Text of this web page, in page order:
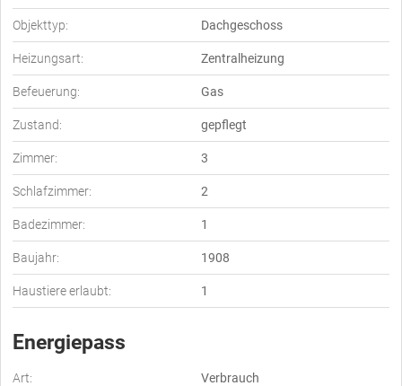
Objekttyp: Dachgeschoss
Heizungsart: Zentralheizung
Befeuerung: Gas
Zustand: gepflegt
Zimmer: 3
Schlafzimmer: 2
Badezimmer: 1
Baujahr: 1908
Haustiere erlaubt: 1
Energiepass
Art: Verbrauch